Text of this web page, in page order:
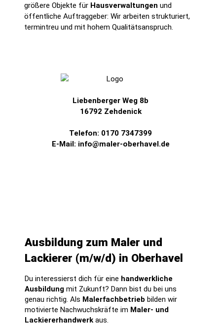
größere Objekte für Hausverwaltungen und
öffentliche Auftraggeber: Wir arbeiten strukturiert,
termintreu und mit hohem Qualitätsanspruch.
Liebenberger Weg 8b
16792 Zehdenick
Telefon: 0170 7347399
E-Mail: info@maler-oberhavel.de
Ausbildung zum Maler und
Lackierer (m/w/d) in Oberhavel
Du interessierst dich für eine handwerkliche
Ausbildung mit Zukunft? Dann bist du bei uns
genau richtig. Als Malerfachbetrieb bilden wir
motivierte Nachwuchskräfte im Maler- und
Lackiererhandwerk aus.